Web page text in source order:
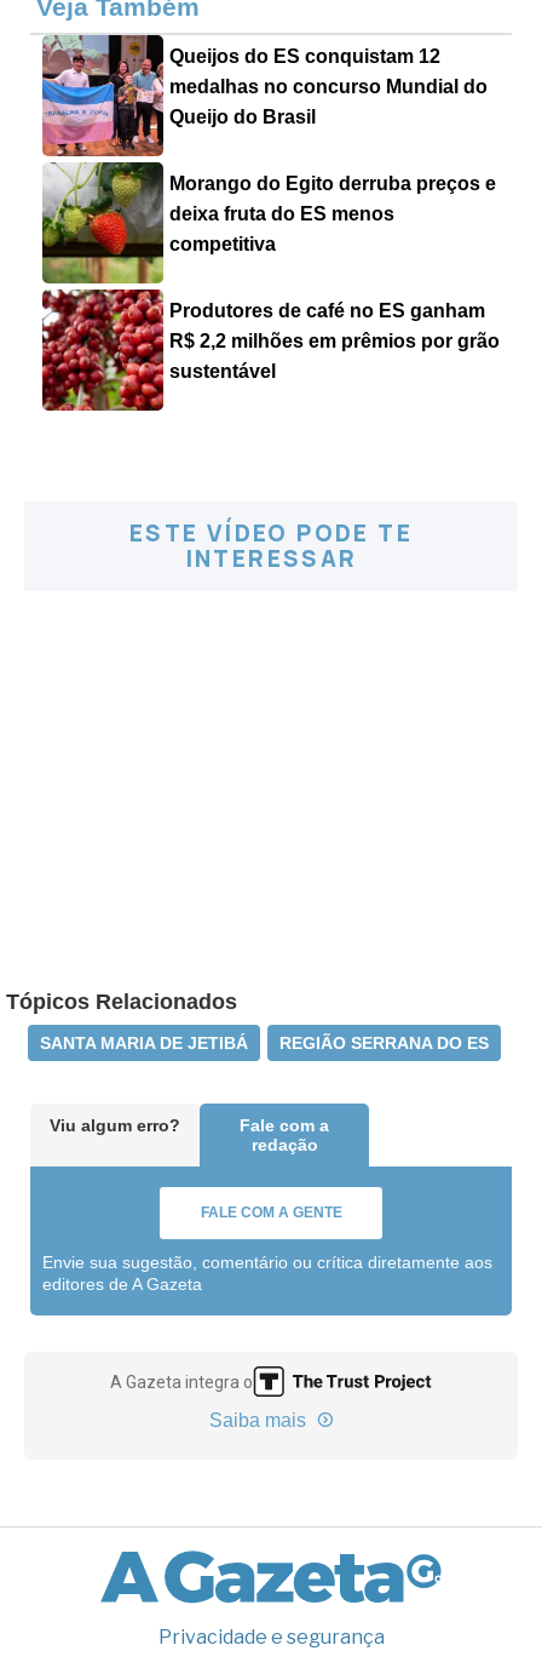
Veja Também
Queijos do ES conquistam 12
medalhas no concurso Mundial do
Queijo do Brasil
Morango do Egito derruba preços e
deixa fruta do ES menos
competitiva
Produtores de café no ES ganham
R$ 2,2 milhões em prêmios por grão
sustentável
ESTE VÍDEO PODE TE
INTERESSAR
Tópicos Relacionados
SANTA MARIA DE JETIBÁ REGIÃO SERRANA DO ES
Viu algum erro?
Fale com a
redação
FALE COM A GENTE
Envie sua sugestão, comentário ou crítica diretamente aos
editores de A Gazeta
A Gazeta integra o
Saiba mais
Privacidade e segurança